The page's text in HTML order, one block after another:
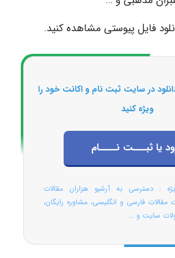
فایل پیوستی مشاهده کنید.
در سایت ثبت نام و اکانت خود را
ویژه کنید
یا ثبـــت نــــام
: دسترسی به آرشیو هزاران مقالات
فارسی و انگلیسی، مشاوره رایگان،
سایت و ...